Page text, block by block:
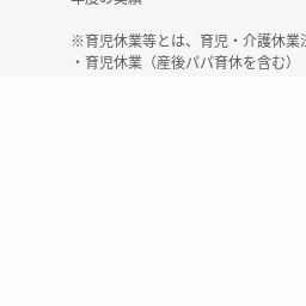
※育児休業等とは、育児・介護休業
・育児休業（産後パパ育休を含む）